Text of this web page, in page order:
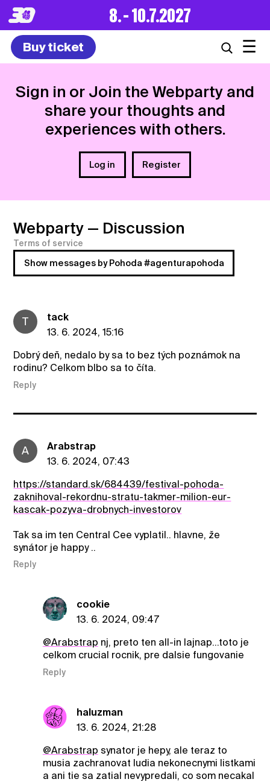
8. – 10.7.2027
Buy ticket ☰
Sign in or Join the Webparty and
share your thoughts and
experiences with others.
Log in Register
Webparty — Discussion
Terms of service
Show messages by Pohoda #agenturapohoda
T
tack
13. 6. 2024, 15:16
Dobrý deň, nedalo by sa to bez tých poznámok na
rodinu? Celkom blbo sa to číta.
Reply
A
Arabstrap
13. 6. 2024, 07:43
https://standard.sk/684439/festival-pohoda-
zaknihoval-rekordnu-stratu-takmer-milion-eur-
kascak-pozyva-drobnych-investorov
Tak sa im ten Central Cee vyplatil.. hlavne, že
synátor je happy ..
Reply
cookie
13. 6. 2024, 09:47
@Arabstrap nj, preto ten all-in lajnap…toto je
celkom crucial rocnik, pre dalsie fungovanie
Reply
haluzman
13. 6. 2024, 21:28
@Arabstrap synator je hepy, ale teraz to
musia zachranovat ludia nekonecnymi listkami
a ani tie sa zatial nevypredali, co som necakal